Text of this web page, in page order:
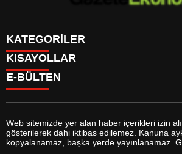
KATEGORİLER
GÜNDEM
DÜNYA
SİYASET
MAGAZİN
SAĞLIK
EĞİTİM
YAŞAM
KISAYOLLAR
BURÇLAR
FİKSTÜR
FİRMA EKLE
FİRMA REHBERİ
E-BÜLTEN
gazeteekonomi.com e-bültenine abone
Web sitemizde yer alan haber içerikleri izin
gösterilerek dahi iktibas edilemez. Kanuna
kopyalanamaz, başka yerde yayınlanamaz.